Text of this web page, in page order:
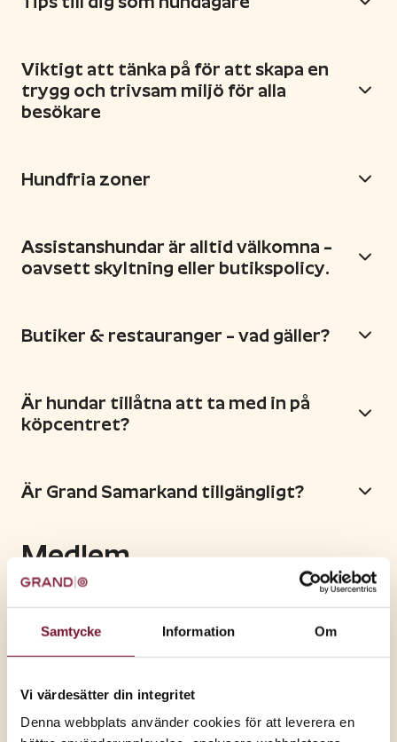
Samtycke Information Om
Vi värdesätter din integritet
Denna webbplats använder cookies för att leverera en
Viktigt att tänka på för att skapa en
trygg och trivsam miljö för alla
besökare
Hundfria zoner
Assistanshundar är alltid välkomna –
oavsett skyltning eller butikspolicy.
Butiker & restauranger – vad gäller?
Är hundar tillåtna att ta med in på
köpcentret?
Är Grand Samarkand tillgängligt?
Medlem
kontaktuppgifter?
Hur godkänner eller ändrar jag